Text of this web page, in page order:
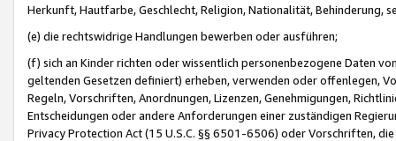
Herkunft, Hautfarbe, Geschlecht, Religion, Nationalität, Behinderung,
(e) die rechtswidrige Handlungen bewerben oder ausführen;
(f) sich an Kinder richten oder wissentlich personenbezogene Daten
geltenden Gesetzen definiert) erheben, verwenden oder offenlegen,
Regeln, Vorschriften, Anordnungen, Lizenzen, Genehmigungen,
Entscheidungen oder andere Anforderungen einer zuständigen
Privacy Protection Act (15 U.S.C. §§ 6501-6506) oder Vorschriften,